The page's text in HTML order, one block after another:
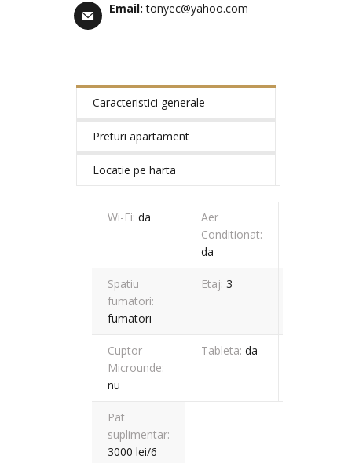
Email: tonyec@yahoo.com
Caracteristici generale
Preturi apartament
Locatie pe harta
Wi-Fi: da
Aer
Conditionat:
da
Spatiu
fumatori:
fumatori
Etaj: 3
Cuptor
Microunde:
nu
Tableta: da
Pat
suplimentar:
3000 lei/6